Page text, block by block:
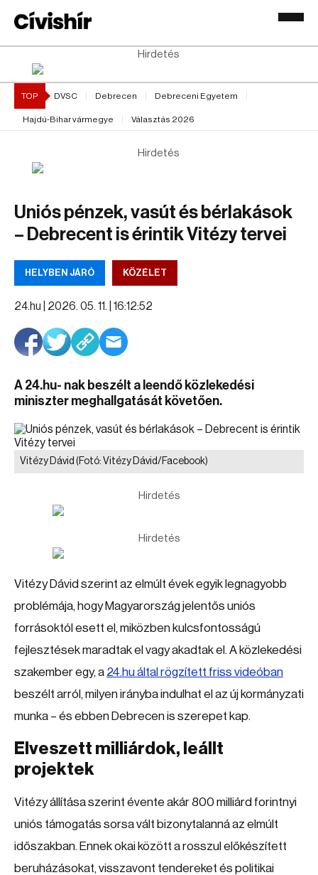
Hirdetés
TOP DVSC Debrecen Debreceni Egyetem
Hajdú-Bihar vármegye Választás 2026
Hirdetés
Uniós pénzek, vasút és bérlakások
– Debrecent is érintik Vitézy tervei
HELYBEN JÁRÓ KÖZÉLET
24.hu | 2026. 05. 11. | 16:12:52
A 24.hu- nak beszélt a leendő közlekedési
miniszter meghallgatását követően.
Vitézy Dávid (Fotó: Vitézy Dávid/Facebook)
Hirdetés
Hirdetés
Vitézy Dávid szerint az elmúlt évek egyik legnagyobb
problémája, hogy Magyarország jelentős uniós
forrásoktól esett el, miközben kulcsfontosságú
fejlesztések maradtak el vagy akadtak el. A közlekedési
szakember egy, a 24.hu által rögzített friss videóban
beszélt arról, milyen irányba indulhat el az új kormányzati
munka – és ebben Debrecen is szerepet kap.
Elveszett milliárdok, leállt
projektek
Vitézy állítása szerint évente akár 800 milliárd forintnyi
uniós támogatás sorsa vált bizonytalanná az elmúlt
időszakban. Ennek okai között a rosszul előkészített
beruházásokat, visszavont tendereket és politikai